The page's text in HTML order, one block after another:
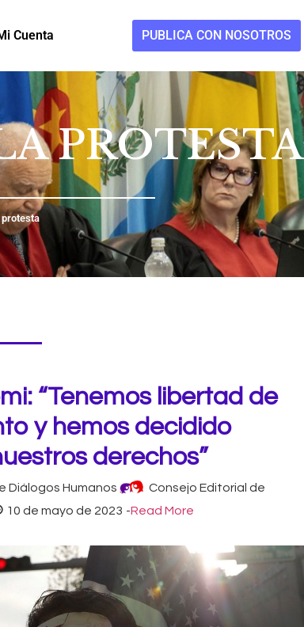
Cuenta PUBLICA CON NOSOTROS
PROTESTA
protesta
“Tenemos libertad de
y hemos decidido
derechos”
Diálogos Humanos
Consejo Editorial de
10 de mayo de 2023 -Read More